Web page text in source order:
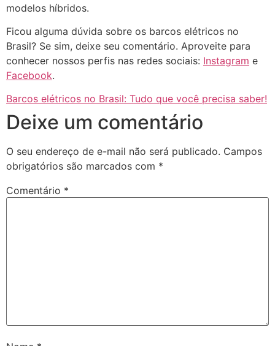
modelos híbridos.
Ficou alguma dúvida sobre os barcos elétricos no
Brasil? Se sim, deixe seu comentário. Aproveite para
conhecer nossos perfis nas redes sociais: Instagram e
Facebook.
Barcos elétricos no Brasil: Tudo que você precisa saber!
Deixe um comentário
O seu endereço de e-mail não será publicado. Campos
obrigatórios são marcados com *
Comentário *